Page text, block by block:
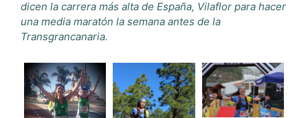
dicen la carrera más alta de España, Vilaflor para hacer
una media maratón la semana antes de la
Transgrancanaria.